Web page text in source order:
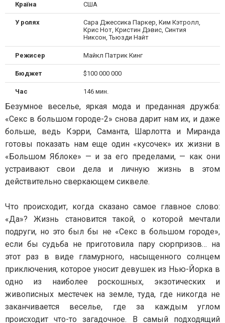
Країна США
У ролях
Сара Джессика Паркер, Ким Кэтролл,
Крис Нот, Кристин Дэвис, Синтия
Никсон, Тьюзди Найт
Режисер Майкл Патрик Кинг
Бюджет $100 000 000
Час 146 мин.
Безумное веселье, яркая мода и преданная дружба:
«Секс в большом городе-2» снова дарит нам их, и даже
больше, ведь Кэрри, Саманта, Шарлотта и Миранда
готовы показать нам еще один «кусочек» их жизни в
«Большом Яблоке» — и за его пределами, — как они
устраивают свои дела и личную жизнь в этом
действительно сверкающем сиквеле.
Что происходит, когда сказано самое главное слово:
«Да»? Жизнь становится такой, о которой мечтали
подруги, но это был бы не «Секс в большом городе»,
если бы судьба не приготовила пару сюрпризов… на
этот раз в виде гламурного, насыщенного солнцем
приключения, которое уносит девушек из Нью-Йорка в
одно из наиболее роскошных, экзотических и
живописных местечек на земле, туда, где никогда не
заканчивается веселье, где за каждым углом
происходит что-то загадочное. В самый подходящий